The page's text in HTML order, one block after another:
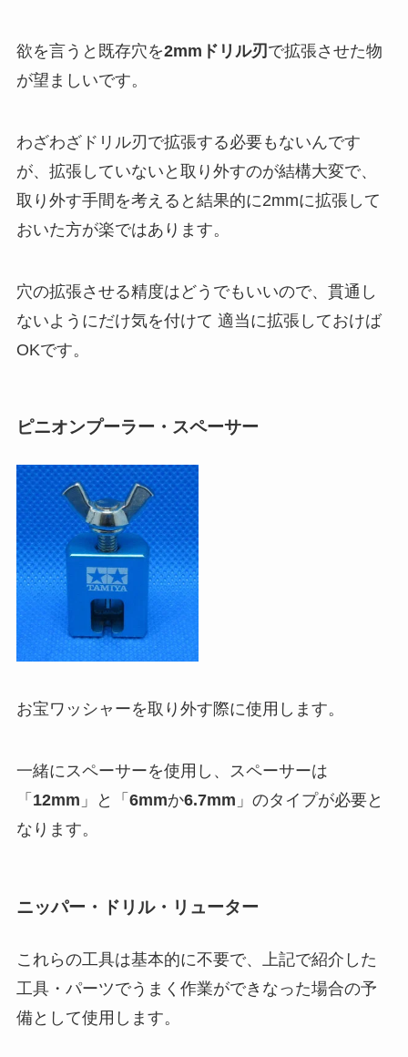
欲を言うと既存穴を2mmドリル刃 で拡張させた物
が望ましいです。
わざわざドリル刃で拡張する必要もないんです
が、拡張していないと取り外すのが結構大変で、
取り外す手間を考えると結果的に2mmに拡張して
おいた方が楽ではあります。
穴の拡張させる精度はどうでもいいので、貫通し
ないようにだけ気を付けて 適当に拡張しておけば
OKです。
ピニオンプーラー・スペーサー
お宝ワッシャーを取り外す際に使用します。
一緒にスペーサーを使用し、スペーサーは
「 12mm 」と「 6mmか6.7mm 」のタイプが必要と
なります。
ニッパー・ドリル・リューター
これらの工具は基本的に不要で、上記で紹介した
工具・パーツでうまく作業ができなった場合の予
備として使用します。